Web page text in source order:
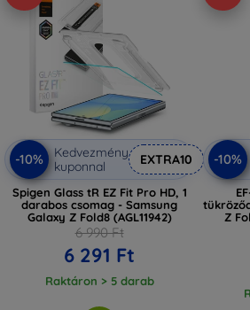
-10%
Kedvezmény
kuponnal
EXTRA10
Spigen Glass tR EZ Fit Pro HD, 1
darabos csomag - Samsung
Galaxy Z Fold8 (AGL11942)
6 990 Ft
6 291 Ft
Raktáron > 5 darab
-10%
Z